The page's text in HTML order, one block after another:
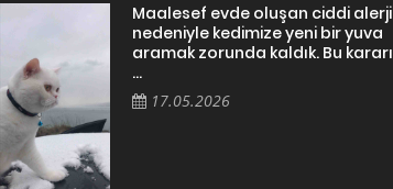
Maalesef evde oluşan ciddi alerji
nedeniyle kedimize yeni bir yuva
aramak zorunda kaldık. Bu kararı
...
17.05.2026